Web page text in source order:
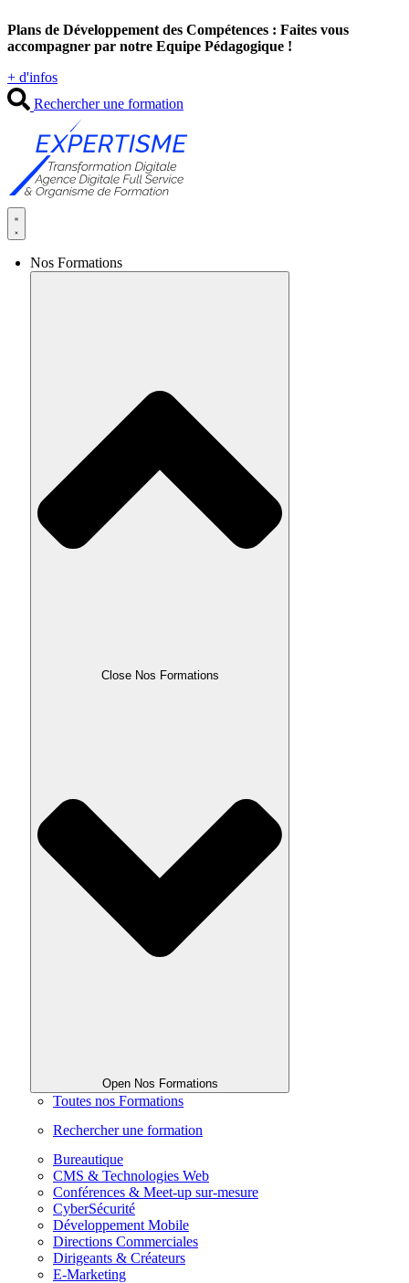
au
contenu
Plans de Développement des Compétences : Faites vous
accompagner par notre Equipe Pédagogique !
+ d'infos
Rechercher une formation
Nos Formations
Close Nos Formations
Open Nos Formations
Toutes nos Formations
Rechercher une formation
Bureautique
CMS & Technologies Web
Conférences & Meet-up sur-mesure
CyberSécurité
Développement Mobile
Directions Commerciales
Dirigeants & Créateurs
E-Marketing